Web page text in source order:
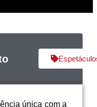
única com a